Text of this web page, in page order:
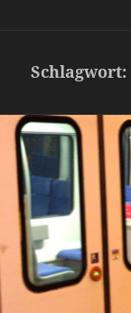
Schlagwort: